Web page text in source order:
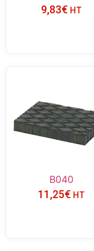
9,83€ HT
B040
11,25€ HT